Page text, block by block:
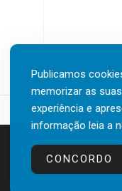
Publicamos
memorizar as
experiência e
informação leia a
CONCORDO